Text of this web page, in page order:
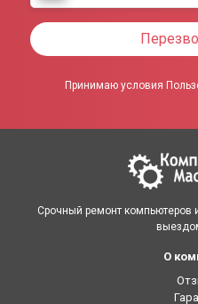
Принимаю условия
Срочный ремонт компьютеров
О